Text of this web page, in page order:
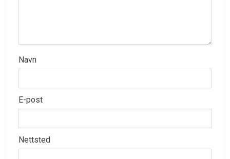
Navn
E-post
Nettsted